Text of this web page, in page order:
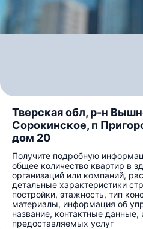
Тверская обл, р-н
Сорокинское, п
дом 20
Получите подробную
общее количество квартир в
организаций или компаний,
детальные характеристики
постройки, этажность, тип
материалы, информация об
название, контактные данные,
предоставляемых услуг